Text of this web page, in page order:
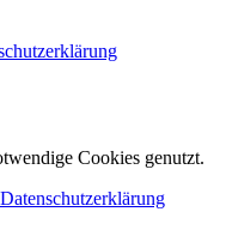
Cookies genutzt.